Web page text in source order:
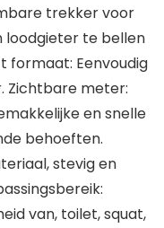
trekker voor
loodgieter te bellen
formaat: Eenvoudig
Zichtbare meter:
en snelle
behoeften.
stevig en
van, toilet, squat,